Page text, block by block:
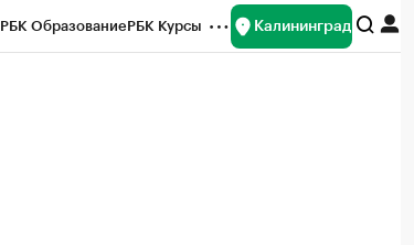
РБК ОбразованиеРБК Курсы Калининград